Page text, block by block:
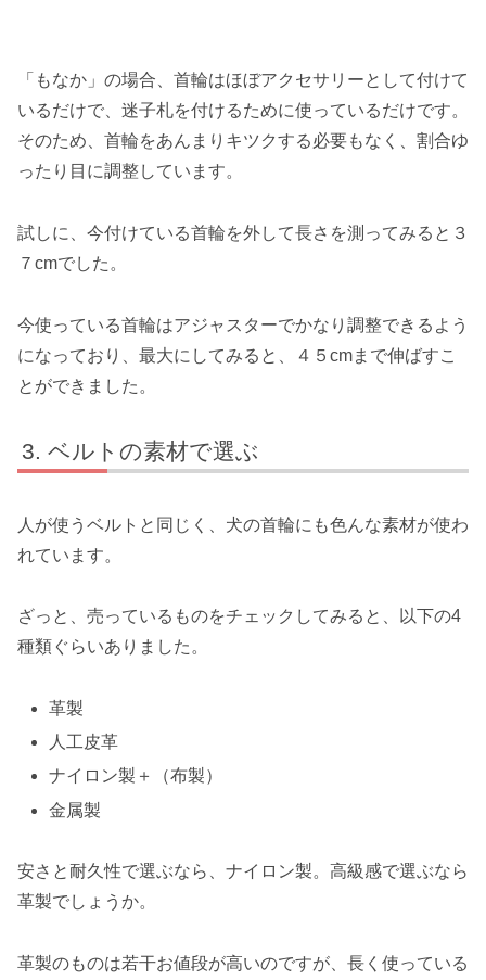
「もなか」の場合、首輪はほぼアクセサリーとして付けて
いるだけで、迷子札を付けるために使っているだけです。
そのため、首輪をあんまりキツクする必要もなく、割合ゆ
ったり目に調整しています。
試しに、今付けている首輪を外して長さを測ってみると３
７cmでした。
今使っている首輪はアジャスターでかなり調整できるよう
になっており、最大にしてみると、４５cmまで伸ばすこ
とができました。
ベルトの素材で選ぶ
人が使うベルトと同じく、犬の首輪にも色んな素材が使わ
れています。
ざっと、売っているものをチェックしてみると、以下の4
種類ぐらいありました。
革製
人工皮革
ナイロン製＋（布製）
金属製
安さと耐久性で選ぶなら、ナイロン製。高級感で選ぶなら
革製でしょうか。
革製のものは若干お値段が高いのですが、長く使っている